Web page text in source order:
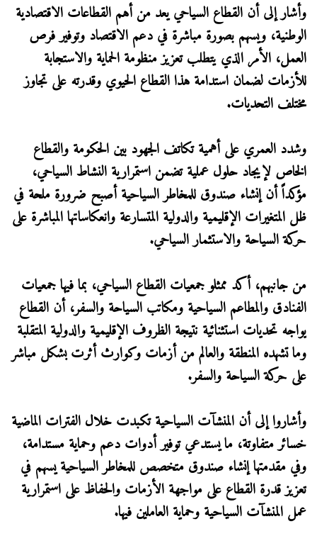
وأشار إلى أن القطاع السياحي يعد من أهم القطاعات الاقتصادية
الوطنية، ويسهم بصورة مباشرة في دعم الاقتصاد وتوفير فرص
العمل، الأمر الذي يتطلب تعزيز منظومة الحماية والاستجابة
للأزمات لضمان استدامة هذا القطاع الحيوي وقدرته على تجاوز
مختلف التحديات.
وشدد العمري على أهمية تكاتف الجهود بين الحكومة والقطاع
الخاص لإيجاد حلول عملية تضمن استمرارية النشاط السياحي،
مؤكداً أن إنشاء صندوق للمخاطر السياحية أصبح ضرورة ملحة في
ظل المتغيرات الإقليمية والدولية المتسارعة وانعكاساتها المباشرة على
حركة السياحة والاستثمار السياحي.
من جانبهم، أكد ممثلو جمعيات القطاع السياحي، بما فيها جمعيات
الفنادق والمطاعم السياحية ومكاتب السياحة والسفر، أن القطاع
يواجه تحديات استثنائية نتيجة الظروف الإقليمية والدولية المتقلبة
وما تشهده المنطقة والعالم من أزمات وكوارث أثرت بشكل مباشر
على حركة السياحة والسفر.
وأشاروا إلى أن المنشآت السياحية تكبدت خلال الفترات الماضية
خسائر متفاوتة، ما يستدعي توفير أدوات دعم وحماية مستدامة،
وفي مقدمتها إنشاء صندوق متخصص للمخاطر السياحية يسهم في
تعزيز قدرة القطاع على مواجهة الأزمات والحفاظ على استمرارية
عمل المنشآت السياحية وحماية العاملين فيها.